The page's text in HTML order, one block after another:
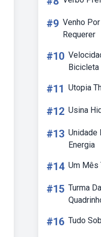
#9 Venho
Requerer
#10
Bicicleta
#11 Utopia
#12 Usina
#13 Unidade
Energia
#14 Um Mês
#15 Turma
#16 Tudo